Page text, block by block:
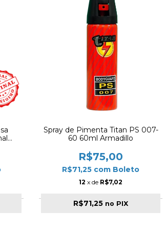
Spray de Pimenta Titan PS 007-
60 60ml Armadillo
R$75,00
R$71,25 com Boleto
12 x de R$7,02
R$71,25 no PIX